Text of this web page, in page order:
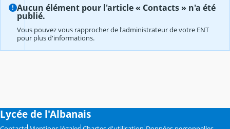
Aucun élément pour l'article « Contacts » n'a été
publié.
Vous pouvez vous rapprocher de l'administrateur de votre ENT
pour plus d'informations.
Lycée de l'Albanais